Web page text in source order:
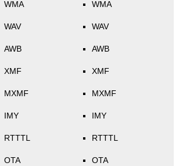
WMA
WAV
AWB
XMF
MXMF
IMY
RTTTL
OTA
WMA
WAV
AWB
XMF
MXMF
IMY
RTTTL
OTA